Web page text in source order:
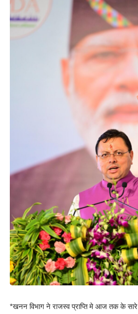
*खनन विभाग ने राजस्व प्राप्ति मे आज तक के सारे